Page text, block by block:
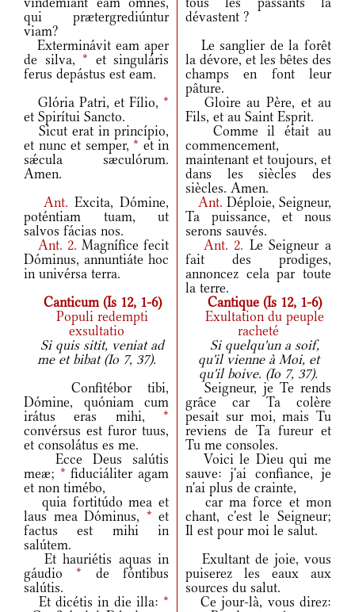
qui prætergrediúntur
viam?
dévastent ?
Exterminávit eam aper
de silva, * et singuláris
ferus depástus est eam.
Le sanglier de la forêt
la dévore, et les bêtes des
champs en font leur
pâture.
Glória Patri, et Fílio, *
et Spirítui Sancto.
Gloire au Père, et au
Fils, et au Saint Esprit.
Sicut erat in princípio,
et nunc et semper, * et in
sǽcula sæculórum.
Amen.
Comme il était au
commencement,
maintenant et toujours, et
dans les siècles des
siècles. Amen.
Ant. Excita, Dómine,
poténtiam tuam, ut
salvos fácias nos.
Ant. Déploie, Seigneur,
Ta puissance, et nous
serons sauvés.
Ant. 2. Magnífice fecit
Dóminus, annuntiáte hoc
in univérsa terra.
Ant. 2. Le Seigneur a
fait des prodiges,
annoncez cela par toute
la terre.
Canticum (Is 12, 1-6)
Cantique (Is 12, 1-6)
Populi redempti
exsultatio
Exultation du peuple
racheté
Si quis sitit, veniat ad
me et bibat (Io 7, 37).
Si quelqu'un a soif,
qu'il vienne à Moi, et
qu'il boive. (Io 7, 37).
Confitébor tibi,
Dómine, quóniam cum
irátus eras mihi, *
convérsus est furor tuus,
et consolátus es me.
Seigneur, je Te rends
grâce car Ta colère
pesait sur moi, mais Tu
reviens de Ta fureur et
Tu me consoles.
Ecce Deus salútis
meæ; * fiduciáliter agam
et non timébo,
Voici le Dieu qui me
sauve: j'ai confiance, je
n'ai plus de crainte,
quia fortitúdo mea et
laus mea Dóminus, * et
factus est mihi in
salútem.
car ma force et mon
chant, c'est le Seigneur;
Il est pour moi le salut.
Et hauriétis aquas in
gáudio* de fóntibus
salútis.
Exultant de joie, vous
puiserez les eaux aux
sources du salut.
Et dicétis in die illa: *
Ce jour-là, vous direz: